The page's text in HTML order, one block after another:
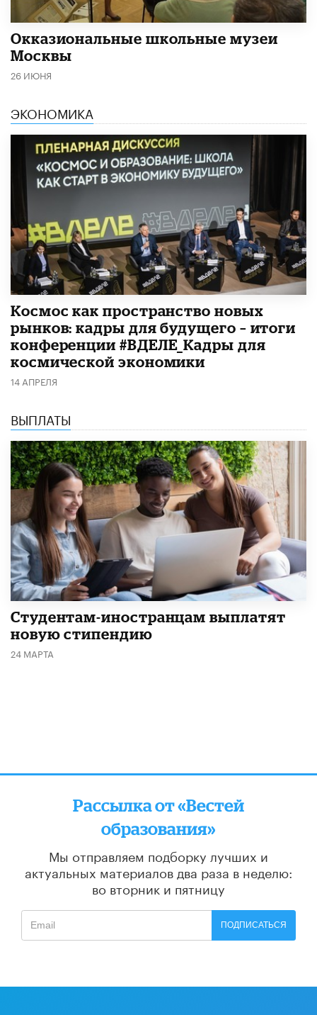
​Окказиональные школьные музеи
Москвы
26 ИЮНЯ
ЭКОНОМИКА
Космос как пространство новых
рынков: кадры для будущего – итоги
конференции #ВДЕЛЕ_Кадры для
космической экономики
14 АПРЕЛЯ
ВЫПЛАТЫ
Студентам-иностранцам выплатят
новую стипендию
24 МАРТА
Рассылка от «Вестей
образования»
Мы отправляем подборку лучших и
актуальных материалов два раза в неделю:
во вторник и пятницу
ПОДПИСАТЬСЯ